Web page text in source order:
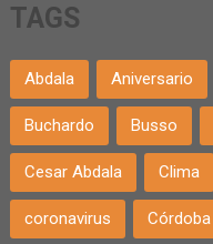
TAGS
Abdala Aniversario
Buchardo Busso
Cesar Abdala Clima
coronavirus Córdoba